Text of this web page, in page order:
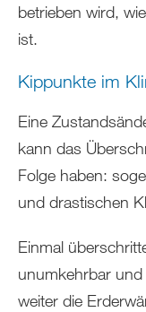
betrieben wird,
ist.
Kippunkte im
Eine
kann das
Folge haben:
und drastischen
Einmal
unumkehrbar
weiter die